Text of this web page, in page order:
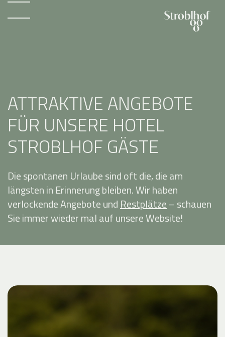
ATTRAKTIVE ANGEBOTE
FÜR UNSERE HOTEL
STROBLHOF GÄSTE
Die spontanen Urlaube sind oft die, die am
längsten in Erinnerung bleiben. Wir haben
verlockende Angebote undRestplätze– schauen
Sie immer wieder mal auf unsere Website!